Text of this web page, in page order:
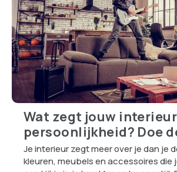
Wat zegt jouw
persoonlijkheid? Doe
Je interieur zegt meer over je dan je
kleuren, meubels en accessoires die